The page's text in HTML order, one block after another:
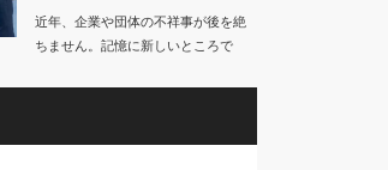
近年、企業や団体の不祥事が後を絶
ちません。記憶に新しいところで